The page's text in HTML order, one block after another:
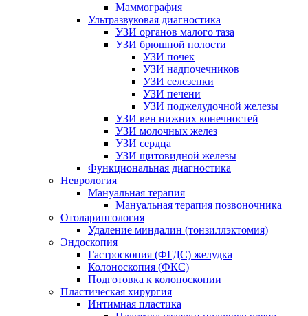
Маммография
Ультразвуковая диагностика
УЗИ органов малого таза
УЗИ брюшной полости
УЗИ почек
УЗИ надпочечников
УЗИ селезенки
УЗИ печени
УЗИ поджелудочной железы
УЗИ вен нижних конечностей
УЗИ молочных желез
УЗИ сердца
УЗИ щитовидной железы
Функциональная диагностика
Неврология
Мануальная терапия
Мануальная терапия позвоночника
Отоларингология
Удаление миндалин (тонзиллэктомия)
Эндоскопия
Гастроскопия (ФГДС) желудка
Колоноскопия (ФКС)
Подготовка к колоноскопии
Пластическая хирургия
Интимная пластика